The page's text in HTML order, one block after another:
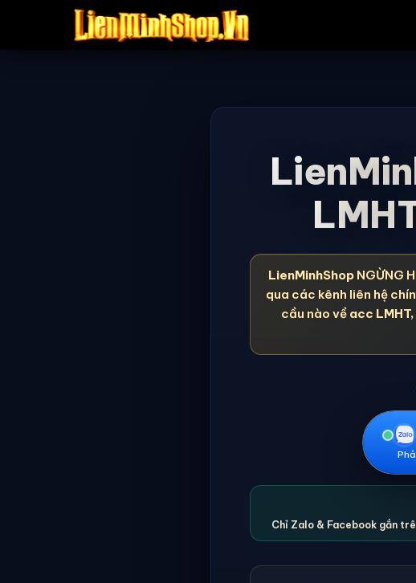
LienMinhShopNGỪNG
qua các kênh liên hệ
cầu nào về acc
Chỉ Zalo & Facebook gắn